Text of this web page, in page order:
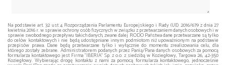
Na podstawie art. 32 ust 4 Rozporządzenia Parlamentu Europejskiego i Rady (UE) 2016/679 z dnia 27
kwietnia 2016 r. w sprawie ochrony osób fizycznych w związku z przetwarzaniem danych osobowych i w
sprawie swobodnego przepływu takich danych, zwane dalej RODO Państwa dane przetwarzane są tylko
do celów kontaktowych i nie będą udostępniane innym podmiotom niż upoważnionym na podstawie
przepisów prawa. Dane będą przetwarzane tylko i wyłącznie do momentu zrealizowania celu, dla
którego zostały zebrane. Administratorem podanych przez Panią/Pana danych osobowych za pomocą
formularza kontaktowego jest Firma "IBERIA" Sp. z o.o. z siedzibą w Koziegłowy, Targowa 26, 42-350
Koziegłowy. Wybierając drogę kontaktu z nami za pomocą formularza kontaktowego, jednocześnie